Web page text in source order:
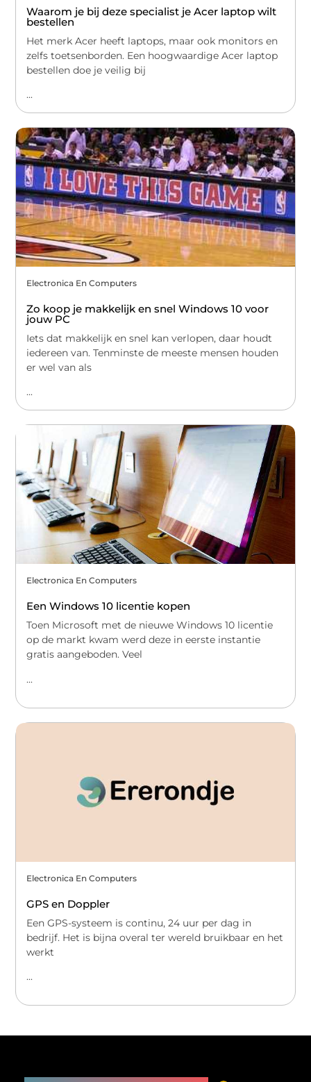
Waarom je bij deze specialist je Acer laptop wilt
bestellen
Het merk Acer heeft laptops, maar ook monitors en
zelfs toetsenborden. Een hoogwaardige Acer laptop
bestellen doe je veilig bij
...
Electronica En Computers
Zo koop je makkelijk en snel Windows 10 voor
jouw PC
Iets dat makkelijk en snel kan verlopen, daar houdt
iedereen van. Tenminste de meeste mensen houden
er wel van als
...
Electronica En Computers
Een Windows 10 licentie kopen
Toen Microsoft met de nieuwe Windows 10 licentie
op de markt kwam werd deze in eerste instantie
gratis aangeboden. Veel
...
Electronica En Computers
GPS en Doppler
Een GPS-systeem is continu, 24 uur per dag in
bedrijf. Het is bijna overal ter wereld bruikbaar en het
werkt
...